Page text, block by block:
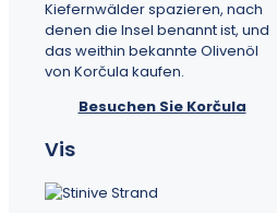
Kiefernwälder spazieren, nach
denen die Insel benannt ist, und
das weithin bekannte Olivenöl
von Korčula kaufen.
Besuchen Sie Korčula
Vis